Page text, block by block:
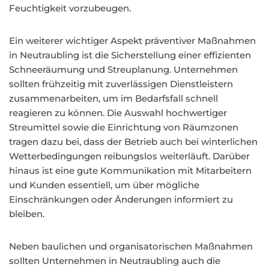
Feuchtigkeit vorzubeugen.
Ein weiterer wichtiger Aspekt präventiver Maßnahmen
in Neutraubling ist die Sicherstellung einer effizienten
Schneeräumung und Streuplanung. Unternehmen
sollten frühzeitig mit zuverlässigen Dienstleistern
zusammenarbeiten, um im Bedarfsfall schnell
reagieren zu können. Die Auswahl hochwertiger
Streumittel sowie die Einrichtung von Räumzonen
tragen dazu bei, dass der Betrieb auch bei winterlichen
Wetterbedingungen reibungslos weiterläuft. Darüber
hinaus ist eine gute Kommunikation mit Mitarbeitern
und Kunden essentiell, um über mögliche
Einschränkungen oder Änderungen informiert zu
bleiben.
Neben baulichen und organisatorischen Maßnahmen
sollten Unternehmen in Neutraubling auch die